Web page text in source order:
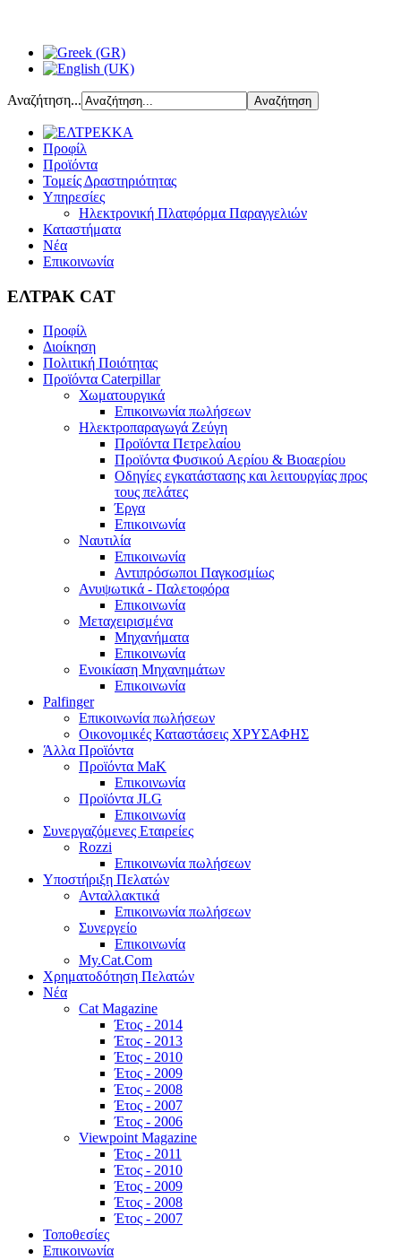
Αναζήτηση...
Προφίλ
Προϊόντα
Τομείς Δραστηριότητας
Υπηρεσίες
Ηλεκτρονική Πλατφόρμα Παραγγελιών
Καταστήματα
Νέα
Επικοινωνία
ΕΛΤΡΑΚ CAT
Προφίλ
Διοίκηση
Πολιτική Ποιότητας
Προϊόντα Caterpillar
Χωματουργικά
Επικοινωνία πωλήσεων
Ηλεκτροπαραγωγά Ζεύγη
Προϊόντα Πετρελαίου
Προϊόντα Φυσικού Αερίου & Βιοαερίου
Οδηγίες εγκατάστασης και λειτουργίας προς
τους πελάτες
Έργα
Επικοινωνία
Ναυτιλία
Επικοινωνία
Αντιπρόσωποι Παγκοσμίως
Ανυψωτικά - Παλετοφόρα
Επικοινωνία
Μεταχειρισμένα
Μηχανήματα
Επικοινωνία
Ενοικίαση Μηχανημάτων
Επικοινωνία
Palfinger
Επικοινωνία πωλήσεων
Οικονομικές Καταστάσεις ΧΡΥΣΑΦΗΣ
Άλλα Προϊόντα
Προϊόντα MaK
Επικοινωνία
Προϊόντα JLG
Επικοινωνία
Συνεργαζόμενες Εταιρείες
Rozzi
Επικοινωνία πωλήσεων
Υποστήριξη Πελατών
Ανταλλακτικά
Επικοινωνία πωλήσεων
Συνεργείο
Επικοινωνία
My.Cat.Com
Χρηματοδότηση Πελατών
Νέα
Cat Magazine
Έτος - 2014
Έτος - 2013
Έτος - 2010
Έτος - 2009
Έτος - 2008
Έτος - 2007
Έτος - 2006
Viewpoint Magazine
Έτος - 2011
Έτος - 2010
Έτος - 2009
Έτος - 2008
Έτος - 2007
Τοποθεσίες
Επικοινωνία